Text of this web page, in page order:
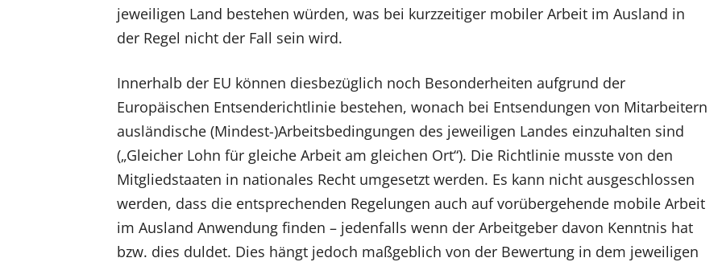
jeweiligen Land bestehen würden, was bei kurzzeitiger mobiler Arbeit im Ausland in
der Regel nicht der Fall sein wird.
Innerhalb der EU können diesbezüglich noch Besonderheiten aufgrund der
Europäischen Entsenderichtlinie bestehen, wonach bei Entsendungen von Mitarbeitern
ausländische (Mindest-)Arbeitsbedingungen des jeweiligen Landes einzuhalten sind
(„Gleicher Lohn für gleiche Arbeit am gleichen Ort“). Die Richtlinie musste von den
Mitgliedstaaten in nationales Recht umgesetzt werden. Es kann nicht ausgeschlossen
werden, dass die entsprechenden Regelungen auch auf vorübergehende mobile Arbeit
im Ausland Anwendung finden – jedenfalls wenn der Arbeitgeber davon Kenntnis hat
bzw. dies duldet. Dies hängt jedoch maßgeblich von der Bewertung in dem jeweiligen